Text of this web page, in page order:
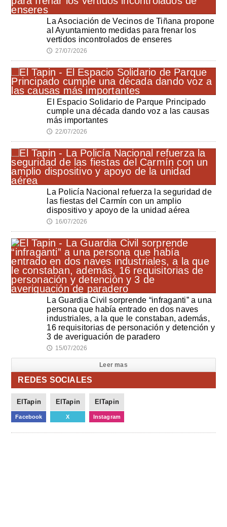
La Asociación de Vecinos de Tiñana propone
al Ayuntamiento medidas para frenar los
vertidos incontrolados de enseres
🕔 27/07/2026
El Espacio Solidario de Parque Principado
cumple una década dando voz a las causas
más importantes
🕔 22/07/2026
La Policía Nacional refuerza la seguridad de
las fiestas del Carmín con un amplio
dispositivo y apoyo de la unidad aérea
🕔 16/07/2026
La Guardia Civil sorprende “infraganti” a una
persona que había entrado en dos naves
industriales, a la que le constaban, además,
16 requisitorias de personación y detención y
3 de averiguación de paradero
🕔 15/07/2026
Leer mas
REDES SOCIALES
ElTapin
Facebook
ElTapin
X
ElTapin
Instagram